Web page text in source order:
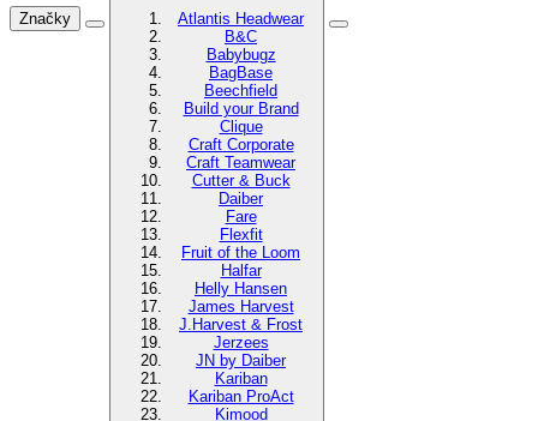
Značky
Atlantis Headwear
B&C
Babybugz
BagBase
Beechfield
Build your Brand
Clique
Craft Corporate
Craft Teamwear
Cutter & Buck
Daiber
Fare
Flexfit
Fruit of the Loom
Halfar
Helly Hansen
James Harvest
J.Harvest & Frost
Jerzees
JN by Daiber
Kariban
Kariban ProAct
Kimood